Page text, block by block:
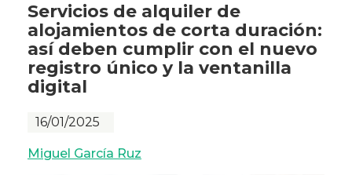
Servicios de alquiler de
alojamientos de corta duración:
así deben cumplir con el nuevo
registro único y la ventanilla
digital
16/01/2025
Miguel García Ruz